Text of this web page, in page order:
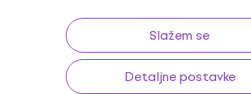
Slažem se
Detaljne postavke